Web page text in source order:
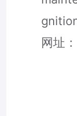
网址：